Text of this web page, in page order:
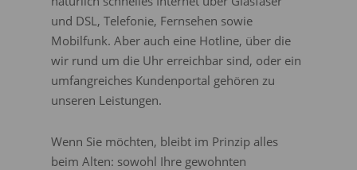
und DSL, Telefonie, Fernsehen sowie
Mobilfunk. Aber auch eine Hotline, über die
wir rund um die Uhr erreichbar sind, oder ein
umfangreiches Kundenportal gehören zu
unseren Leistungen.
Wenn Sie möchten, bleibt im Prinzip alles
beim Alten: sowohl Ihre gewohnten